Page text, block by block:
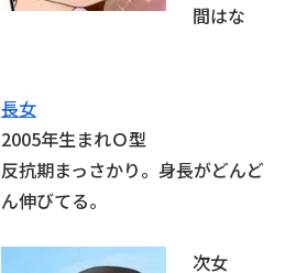
間はな
長女
2005年生まれＯ型
反抗期まっさかり。身長がどんど
ん伸びてる。
次女